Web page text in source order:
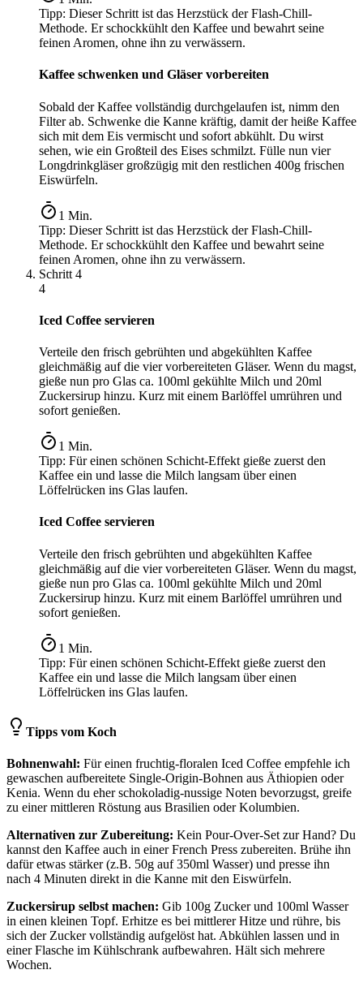
Tipp: Dieser Schritt ist das Herzstück der Flash-Chill-
Methode. Er schockkühlt den Kaffee und bewahrt seine
feinen Aromen, ohne ihn zu verwässern.
Kaffee schwenken und Gläser vorbereiten
Sobald der Kaffee vollständig durchgelaufen ist, nimm den
Filter ab. Schwenke die Kanne kräftig, damit der heiße Kaffee
sich mit dem Eis vermischt und sofort abkühlt. Du wirst
sehen, wie ein Großteil des Eises schmilzt. Fülle nun vier
Longdrinkgläser großzügig mit den restlichen 400g frischen
Eiswürfeln.
1 Min.
Tipp: Dieser Schritt ist das Herzstück der Flash-Chill-
Methode. Er schockkühlt den Kaffee und bewahrt seine
feinen Aromen, ohne ihn zu verwässern.
Schritt 4
4
Iced Coffee servieren
Verteile den frisch gebrühten und abgekühlten Kaffee
gleichmäßig auf die vier vorbereiteten Gläser. Wenn du magst,
gieße nun pro Glas ca. 100ml gekühlte Milch und 20ml
Zuckersirup hinzu. Kurz mit einem Barlöffel umrühren und
sofort genießen.
1 Min.
Tipp: Für einen schönen Schicht-Effekt gieße zuerst den
Kaffee ein und lasse die Milch langsam über einen
Löffelrücken ins Glas laufen.
Iced Coffee servieren
Verteile den frisch gebrühten und abgekühlten Kaffee
gleichmäßig auf die vier vorbereiteten Gläser. Wenn du magst,
gieße nun pro Glas ca. 100ml gekühlte Milch und 20ml
Zuckersirup hinzu. Kurz mit einem Barlöffel umrühren und
sofort genießen.
1 Min.
Tipp: Für einen schönen Schicht-Effekt gieße zuerst den
Kaffee ein und lasse die Milch langsam über einen
Löffelrücken ins Glas laufen.
Tipps vom Koch
Bohnenwahl: Für einen fruchtig-floralen Iced Coffee empfehle ich
gewaschen aufbereitete Single-Origin-Bohnen aus Äthiopien oder
Kenia. Wenn du eher schokoladig-nussige Noten bevorzugst, greife
zu einer mittleren Röstung aus Brasilien oder Kolumbien.
Alternativen zur Zubereitung: Kein Pour-Over-Set zur Hand? Du
kannst den Kaffee auch in einer French Press zubereiten. Brühe ihn
dafür etwas stärker (z.B. 50g auf 350ml Wasser) und presse ihn
nach 4 Minuten direkt in die Kanne mit den Eiswürfeln.
Zuckersirup selbst machen: Gib 100g Zucker und 100ml Wasser
in einen kleinen Topf. Erhitze es bei mittlerer Hitze und rühre, bis
sich der Zucker vollständig aufgelöst hat. Abkühlen lassen und in
einer Flasche im Kühlschrank aufbewahren. Hält sich mehrere
Wochen.